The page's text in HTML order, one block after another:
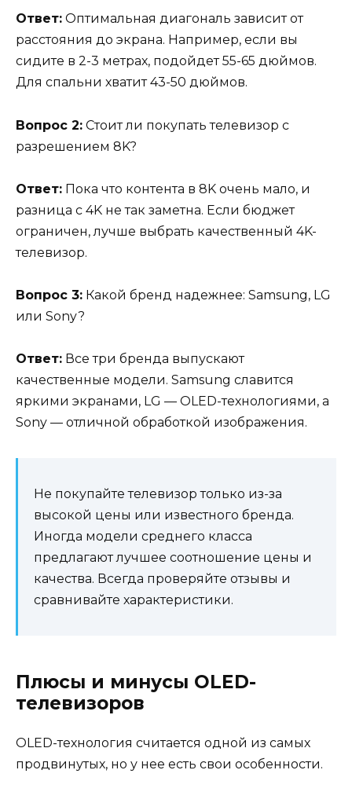
Ответ: Оптимальная диагональ зависит от
расстояния до экрана. Например, если вы
сидите в 2-3 метрах, подойдет 55-65 дюймов.
Для спальни хватит 43-50 дюймов.
Вопрос 2: Стоит ли покупать телевизор с
разрешением 8K?
Ответ: Пока что контента в 8K очень мало, и
разница с 4K не так заметна. Если бюджет
ограничен, лучше выбрать качественный 4K-
телевизор.
Вопрос 3: Какой бренд надежнее: Samsung, LG
или Sony?
Ответ: Все три бренда выпускают
качественные модели. Samsung славится
яркими экранами, LG — OLED-технологиями, а
Sony — отличной обработкой изображения.
Не покупайте телевизор только из-за
высокой цены или известного бренда.
Иногда модели среднего класса
предлагают лучшее соотношение цены и
качества. Всегда проверяйте отзывы и
сравнивайте характеристики.
Плюсы и минусы OLED-
телевизоров
OLED-технология считается одной из самых
продвинутых, но у нее есть свои особенности.